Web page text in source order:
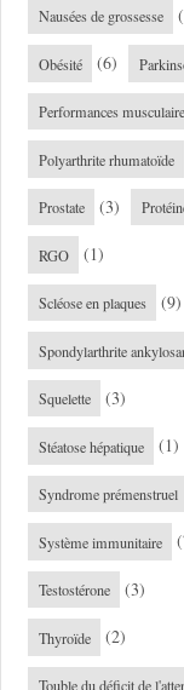
Nausées de grossesse
Obésité (6)
Performances
Polyarthrite rhumatoïde
Prostate (3)
RGO (1)
Scléose en plaques (9)
Spondylarthrite
Squelette (3)
Stéatose hépatique (1)
Syndrome prémenstruel
Système immunitaire
Testostérone (3)
Thyroïde (2)
Touble du déficit de